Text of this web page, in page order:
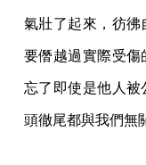
氣壯了起來，彷彿
要僭越過實際受傷
忘了即使是他人被
頭徹尾都與我們無